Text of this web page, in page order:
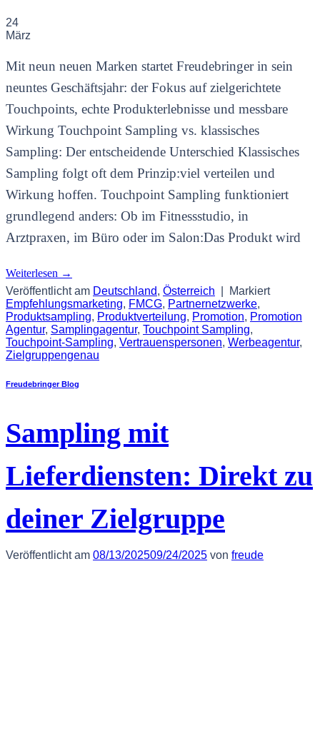
24
März
Mit neun neuen Marken startet Freudebringer in sein
neuntes Geschäftsjahr: der Fokus auf zielgerichtete
Touchpoints, echte Produkterlebnisse und messbare
Wirkung Touchpoint Sampling vs. klassisches
Sampling: Der entscheidende Unterschied Klassisches
Sampling folgt oft dem Prinzip:viel verteilen und
Wirkung hoffen. Touchpoint Sampling funktioniert
grundlegend anders: Ob im Fitnessstudio, in
Arztpraxen, im Büro oder im Salon:Das Produkt wird
Weiterlesen →
Veröffentlicht am Deutschland, Österreich
Markiert
Empfehlungsmarketing, FMCG, Partnernetzwerke,
Produktsampling, Produktverteilung, Promotion, Promotion
Agentur, Samplingagentur, Touchpoint Sampling,
Touchpoint-Sampling, Vertrauenspersonen, Werbeagentur,
Zielgruppengenau
Freudebringer Blog
Sampling mit
Lieferdiensten: Direkt zu
deiner Zielgruppe
Veröffentlicht am 08/13/202509/24/2025 von freude